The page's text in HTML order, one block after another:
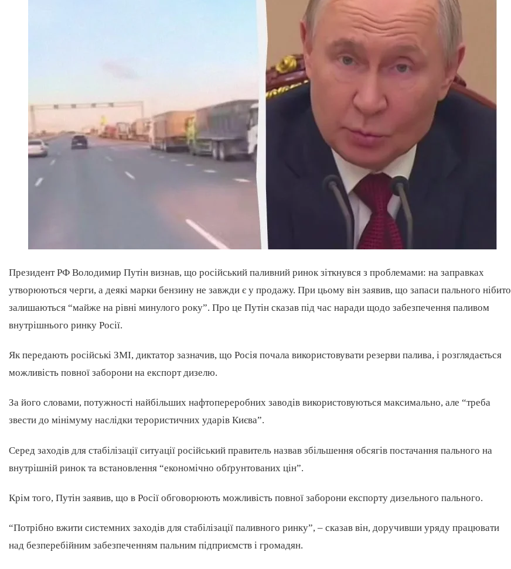
Президент РФ Володимир Путін визнав, що російський паливний ринок зіткнувся з проблемами: на заправках
утворюються черги, а деякі марки бензину не завжди є у продажу. При цьому він заявив, що запаси пального нібито
залишаються “майже на рівні минулого року”. Про це Путін сказав під час наради щодо забезпечення паливом
внутрішнього ринку Росії.
Як передають російські ЗМІ, диктатор зазначив, що Росія почала використовувати резерви палива, і розглядається
можливість повної заборони на експорт дизелю.
За його словами, потужності найбільших нафтопереробних заводів використовуються максимально, але “треба
звести до мінімуму наслідки терористичних ударів Києва”.
Серед заходів для стабілізації ситуації російський правитель назвав збільшення обсягів постачання пального на
внутрішній ринок та встановлення “економічно обґрунтованих цін”.
Крім того, Путін заявив, що в Росії обговорюють можливість повної заборони експорту дизельного пального.
“Потрібно вжити системних заходів для стабілізації паливного ринку”, – сказав він, доручивши уряду працювати
над безперебійним забезпеченням пальним підприємств і громадян.